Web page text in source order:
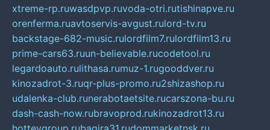
xtreme-rp.ruwasdpvp.ruvoda-otri.rutishinapve.ru
orenferma.ruavtoservis-avgust.rulord-tv.ru
backstage-682-music.rulordfilm7.rulordfilm13.ru
prime-cars63.ruun-believable.rucodetool.ru
legardoauto.rulithasa.rumuz-1.rugooddver.ru
kinozadrot-3.ruqr-plus-promo.ru2shizashop.ru
udalenka-club.runerabotaetsite.rucarszona-bu.ru
dash-cash-now.rubravoprod.rukinozadrot13.ru